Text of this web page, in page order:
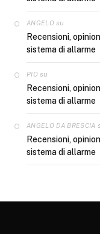
ANGELO su
Recensioni,
sistema di allarme
PIO su
Recensioni,
sistema di allarme
ANGELO DA BRESCIA
Recensioni,
sistema di allarme